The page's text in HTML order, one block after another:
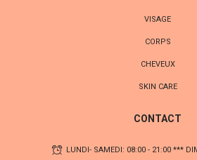
VISAGE
CORPS
CHEVEUX
SKIN CARE
CONTACT
LUNDI- SAMEDI: 08:00 - 21:00 ***